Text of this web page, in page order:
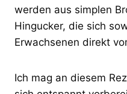
werden aus simplen
Hingucker, die sich
Erwachsenen direkt
Ich mag an diesem